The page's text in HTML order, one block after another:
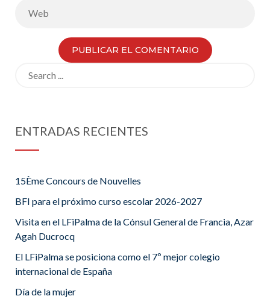
ENTRADAS RECIENTES
15Ème Concours de Nouvelles
BFI para el próximo curso escolar 2026-2027
Visita en el LFiPalma de la Cónsul General de Francia, Azar
Agah Ducrocq
El LFiPalma se posiciona como el 7º mejor colegio
internacional de España
Día de la mujer